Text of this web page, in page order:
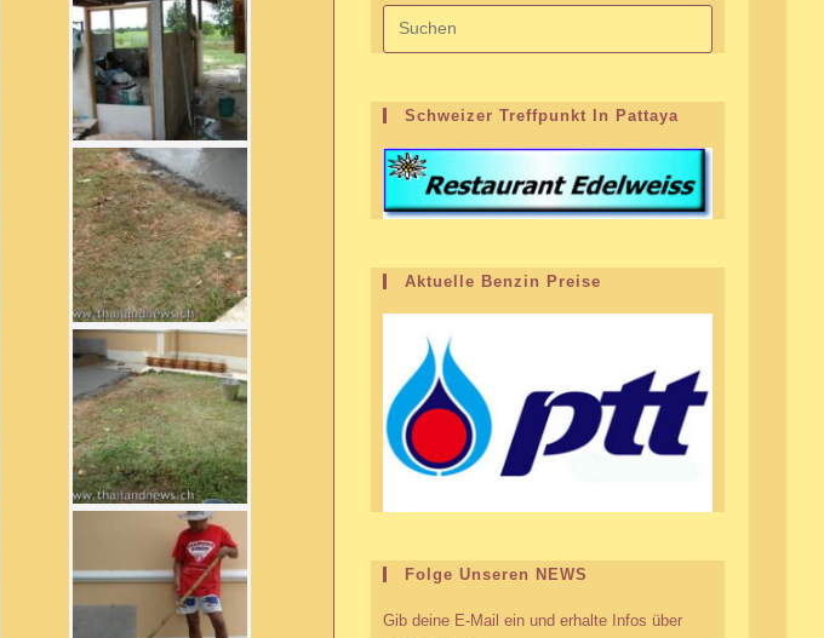
Schweizer Treffpunkt In Pattaya
Aktuelle Benzin Preise
Folge Unseren NEWS
Gib deine E-Mail ein und erhalte Infos über